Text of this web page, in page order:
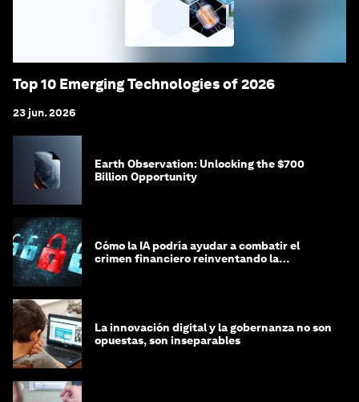
Top 10 Emerging Technologies of 2026
23 jun. 2026
Earth Observation: Unlocking the $700
Billion Opportunity
Cómo la IA podría ayudar a combatir el
crimen financiero reinventando la
La innovación digital y la gobernanza no son
opuestas, son inseparables